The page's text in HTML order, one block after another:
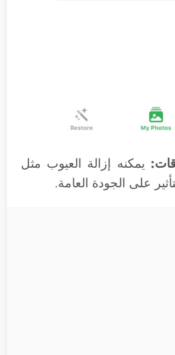
يمكنه إزالة العيوب مثل
على الجودة العامة.